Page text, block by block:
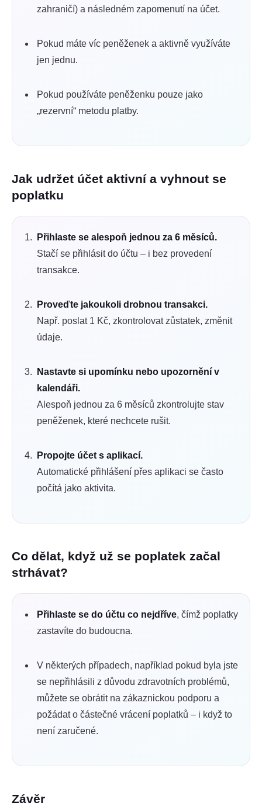
zahraničí) a následném zapomenutí na účet.
Pokud máte víc peněženek a aktivně využíváte
jen jednu.
Pokud používáte peněženku pouze jako
„rezervní“ metodu platby.
Jak udržet účet aktivní a vyhnout se
poplatku
Přihlaste se alespoň jednou za 6 měsíců.
Stačí se přihlásit do účtu – i bez provedení
transakce.
Proveďte jakoukoli drobnou transakci.
Např. poslat 1 Kč, zkontrolovat zůstatek, změnit
údaje.
Nastavte si upomínku nebo upozornění v
kalendáři.
Alespoň jednou za 6 měsíců zkontrolujte stav
peněženek, které nechcete rušit.
Propojte účet s aplikací.
Automatické přihlášení přes aplikaci se často
počítá jako aktivita.
Co dělat, když už se poplatek začal
strhávat?
Přihlaste se do účtu co nejdříve, čímž poplatky
zastavíte do budoucna.
V některých případech, například pokud byla jste
se nepřihlásili z důvodu zdravotních problémů,
můžete se obrátit na zákaznickou podporu a
požádat o částečné vrácení poplatků – i když to
není zaručené.
Závěr